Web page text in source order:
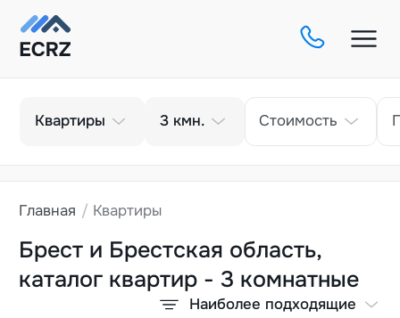
Тип
Квартиры Кол-во комнат
3 кмн. Стоимость
Главная Квартиры
Брест и Брестская область,
каталог квартир - 3 комнатные
Наиболее подходящие